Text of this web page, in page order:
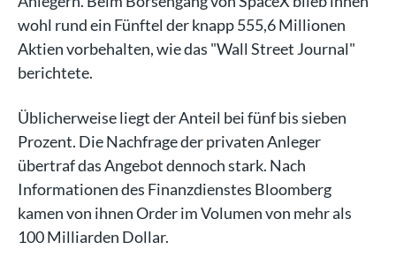
wohl rund ein Fünftel der knapp 555,6 Millionen
Aktien vorbehalten, wie das "Wall Street Journal"
berichtete.
Üblicherweise liegt der Anteil bei fünf bis sieben
Prozent. Die Nachfrage der privaten Anleger
übertraf das Angebot dennoch stark. Nach
Informationen des Finanzdienstes Bloomberg
kamen von ihnen Order im Volumen von mehr als
100 Milliarden Dollar.